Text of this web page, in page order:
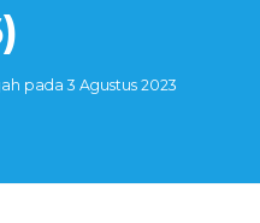
pada 3 Agustus 2023